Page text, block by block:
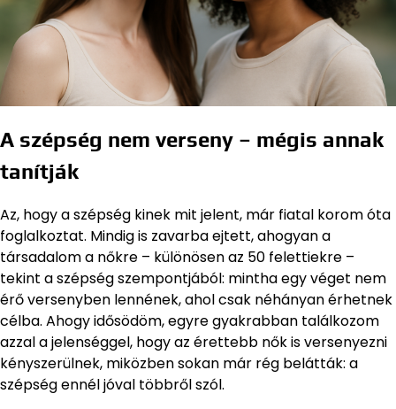
A szépség nem verseny – mégis annak
tanítják
Az, hogy a szépség kinek mit jelent, már fiatal korom óta
foglalkoztat. Mindig is zavarba ejtett, ahogyan a
társadalom a nőkre – különösen az 50 felettiekre –
tekint a szépség szempontjából: mintha egy véget nem
érő versenyben lennének, ahol csak néhányan érhetnek
célba. Ahogy idősödöm, egyre gyakrabban találkozom
azzal a jelenséggel, hogy az érettebb nők is versenyezni
kényszerülnek, miközben sokan már rég belátták: a
szépség ennél jóval többről szól.